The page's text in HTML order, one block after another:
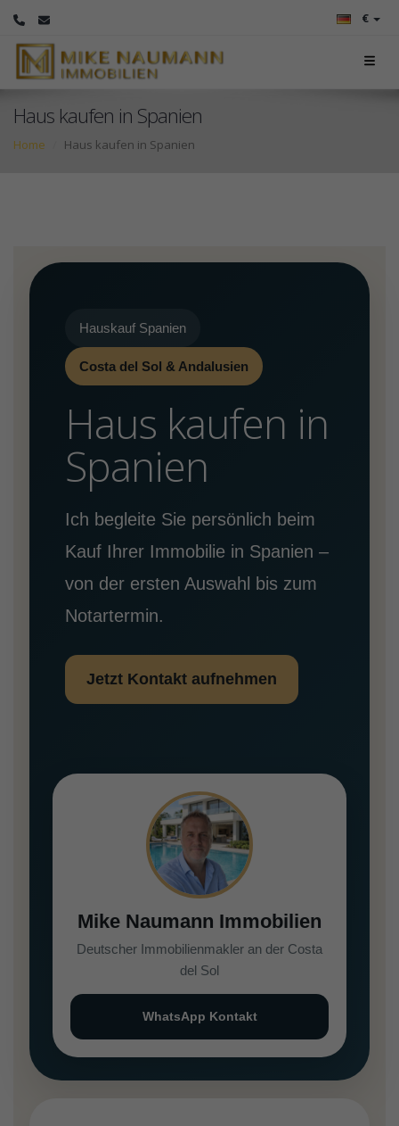
€
Haus kaufen in Spanien
Home Haus kaufen in Spanien
Hauskauf Spanien
Costa del Sol & Andalusien
Haus kaufen in
Spanien
Ich begleite Sie persönlich beim
Kauf Ihrer Immobilie in Spanien –
von der ersten Auswahl bis zum
Notartermin.
Jetzt Kontakt aufnehmen
Mike Naumann Immobilien
Deutscher Immobilienmakler an der Costa
del Sol
WhatsApp Kontakt